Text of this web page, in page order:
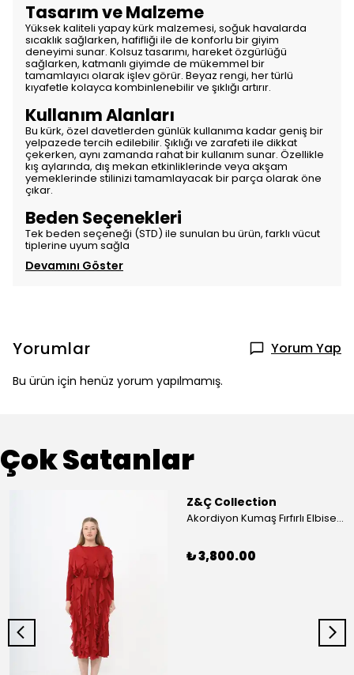
Tasarım ve Malzeme
Yüksek kaliteli yapay kürk malzemesi, soğuk havalarda
sıcaklık sağlarken, hafifliği ile de konforlu bir giyim
deneyimi sunar. Kolsuz tasarımı, hareket özgürlüğü
sağlarken, katmanlı giyimde de mükemmel bir
tamamlayıcı olarak işlev görür. Beyaz rengi, her türlü
kıyafetle kolayca kombinlenebilir ve şıklığı artırır.
Kullanım Alanları
Bu kürk, özel davetlerden günlük kullanıma kadar geniş bir
yelpazede tercih edilebilir. Şıklığı ve zarafeti ile dikkat
çekerken, aynı zamanda rahat bir kullanım sunar. Özellikle
kış aylarında, dış mekan etkinliklerinde veya akşam
yemeklerinde stilinizi tamamlayacak bir parça olarak öne
çıkar.
Beden Seçenekleri
Tek beden seçeneği (STD) ile sunulan bu ürün, farklı vücut
tiplerine uyum sağla
Devamını Göster
Yorumlar Yorum Yap
Bu ürün için henüz yorum yapılmamış.
Çok Satanlar
Z&Ç Collection
Akordiyon Kumaş Fırfırlı Elbise - Mavi
₺ 3,800.00